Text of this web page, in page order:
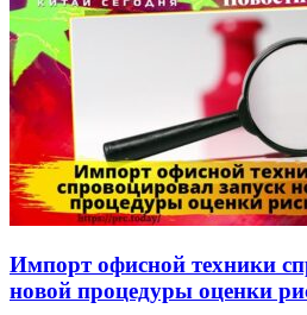
Импорт офисной техники
новой процедуры оценки